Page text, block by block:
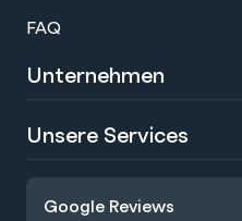
Google Reviews
FAQ
Unternehmen
Über uns
Presse
Unsere Services